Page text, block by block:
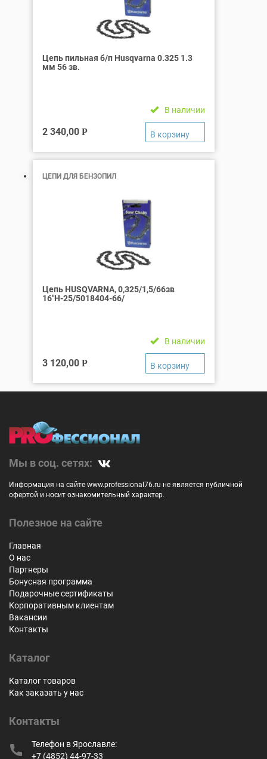
Цепь пильная б/п Husqvarna 0.325 1.3
мм 56 зв.
В наличии
2 340,00 Р
ЦЕПИ ДЛЯ БЕНЗОПИЛ
Цепь HUSQVARNA, 0,325/1,5/66зв
16″Н-25/5018404-66/
В наличии
3 120,00 Р
Мы в соц. сетях:
Информация на сайте www.professional76.ru не является публичной
офертой и носит ознакомительный характер.
Полезное на сайте
Главная
О нас
Партнеры
Бонусная программа
Подарочные сертификаты
Корпоративным клиентам
Вакансии
Контакты
Каталог
Каталог товаров
Как заказать у нас
Контакты
Телефон в Ярославле:
+7 (4852) 44-97-33